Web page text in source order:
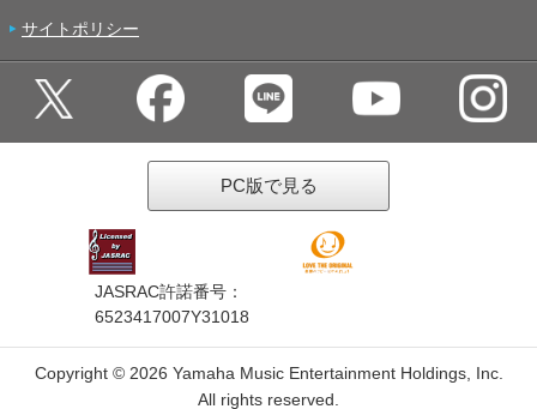
サイトポリシー
PC版で見る
JASRAC許諾番号：
6523417007Y31018
Copyright © 2026 Yamaha Music Entertainment Holdings, Inc.
All rights reserved.